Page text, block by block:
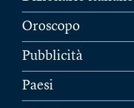
Oroscopo
Pubblicità
Paesi